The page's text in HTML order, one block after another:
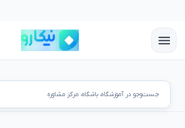
جست‌وجو در آموزشگاه، باشگاه، مرکز مشاوره